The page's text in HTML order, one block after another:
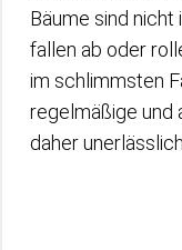
Bäume sind
fallen ab oder
im schlimmsten
regelmäßige und
daher unerlässlich.